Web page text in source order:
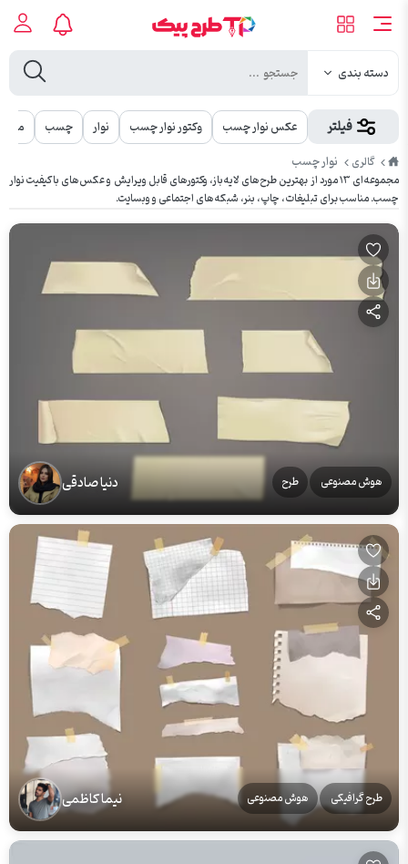
دسته بندی
فیلتر عکس نوار چسب وکتور نوار چسب نوار چسب
طرح
پیک
گالری نوار چسب
مجموعه‌ای ۱۳ مورد از بهترین طرح‌های لایه‌باز، وکتورهای قابل ویرایش و عکس‌های باکیفیت نوار
چسب. مناسب برای تبلیغات، چاپ، بنر، شبکه‌های اجتماعی و وبسایت.
هوش مصنوعی طرح دنیا صادقی
طرح گرافیکی هوش مصنوعی نیما کاظمی